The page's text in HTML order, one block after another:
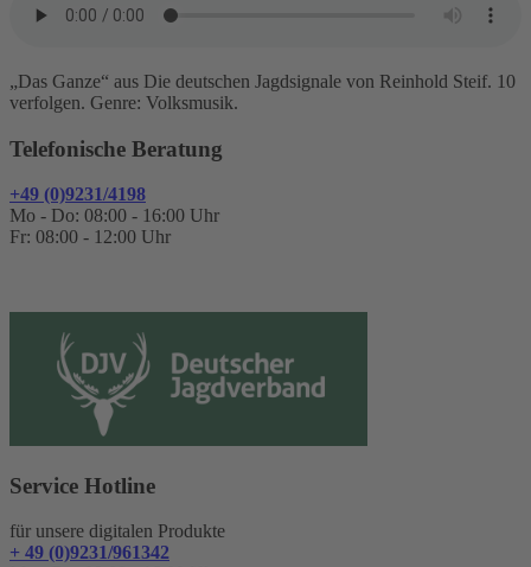
„Das Ganze“ aus Die deutschen Jagdsignale von Reinhold Steif. 10
verfolgen. Genre: Volksmusik.
Telefonische Beratung
+49 (0)9231/4198
Mo - Do: 08:00 - 16:00 Uhr
Fr: 08:00 - 12:00 Uhr
Service Hotline
für unsere digitalen Produkte
+ 49 (0)9231/961342